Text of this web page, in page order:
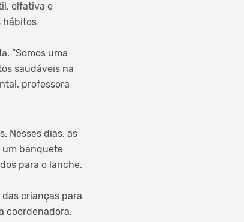
olfativa e
hábitos
“Somos uma
saudáveis na
professora
Nesses dias, as
um banquete
para o lanche.
crianças para
coordenadora.